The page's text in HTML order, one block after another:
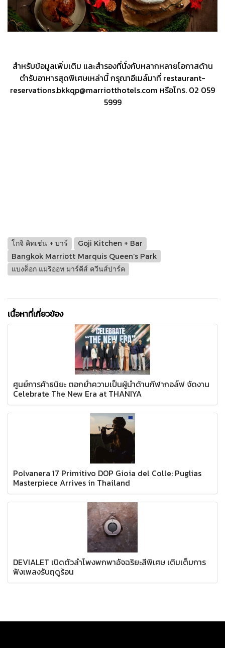
สำหรับข้อมูลเพิ่มเติม และสำรองที่นั่งกับหลากหลายโอกาสด้าน
ตำรับอาหารสุดพิเศษเหล่านี้ กรุณาอีเมล์มาที่ restaurant-
reservations.bkkqp@marriotthotels.com หรือโทร. 02 059
5999
โกจิ คิทเช่น + บาร์
Goji Kitchen + Bar
Bangkok Marriott Marquis Queen’s Park
แบงค็อก แมริออท มาร์คีส์ ควีนส์ปาร์ค
เนื้อหาที่เกี่ยวข้อง
ศูนย์การค้าธนิยะ ตอกย้ำความเป็นผู้นำด้านกีฬากอล์ฟ จัดงาน
Celebrate The New Era at THANIYA
Polvanera 17 Primitivo DOP Gioia del Colle: Puglias
Masterpiece Arrives in Thailand
DEVIALET เปิดตัวลำโพงพกพาอัจฉริยะสีพิเศษ เติมเต็มการ
ฟังเพลงรับฤดูร้อน